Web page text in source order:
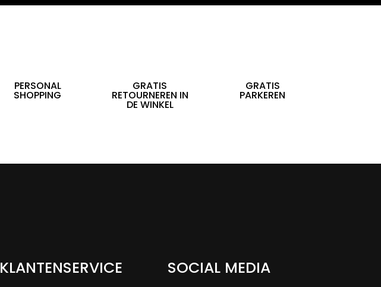
PERSONAL
SHOPPING
GRATIS
RETOURNEREN IN
DE WINKEL
GRATIS
PARKEREN
KLANTENSERVICE SOCIAL MEDIA